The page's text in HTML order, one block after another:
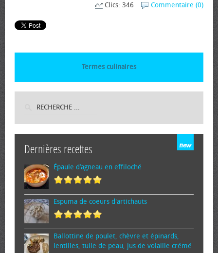
Commentaire (0)
Clics: 346
Termes culinaires
Dernières recettes
Épaule d’agneau en effiloché
Espuma de cœurs d'artichauts
Ballottine de poulet, chèvre et épinards,
lentilles, tuile de peau, jus de volaille crémé